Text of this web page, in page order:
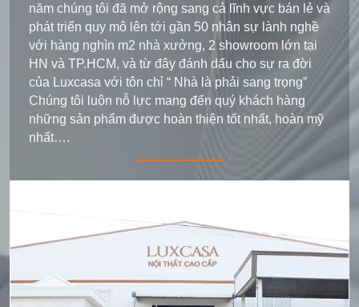
năm chúng tôi đã mở rộng sang cả lĩnh vực bán lẻ và
phát triển quy mô lên tới gần 50 nhân sự lành nghề
với hàng nghìn m2 nhà xưởng, 2 showroom lớn tại
HN và TP.HCM, và từ đây đánh dấu cho sự ra đời
của Luxcasa với tôn chỉ “ Nhà là phải sang trọng”
Chúng tôi luôn nỗ lực mang đến quý khách hàng
những sản phẩm được hoàn thiện tốt nhất, hoàn mỹ
nhất….